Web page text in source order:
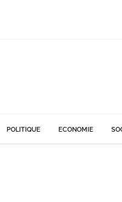
POLITIQUE ECONOMIE